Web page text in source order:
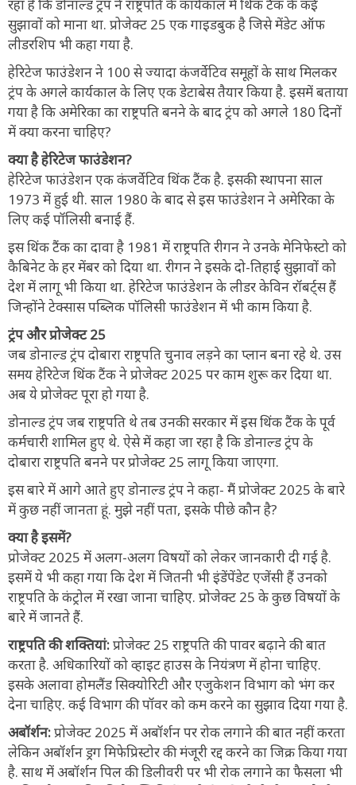
रहा है कि डोनाल्ड ट्रंप ने राष्ट्रपति के कार्यकाल में थिक टैंक के कई
सुझावों को माना था. प्रोजेक्ट 25 एक गाइडबुक है जिसे मेंडेट ऑफ
लीडरशिप भी कहा गया है.
हेरिटेज फाउंडेशन ने 100 से ज्यादा कंजर्वेटिव समूहों के साथ मिलकर
ट्रंप के अगले कार्यकाल के लिए एक डेटाबेस तैयार किया है. इसमें बताया
गया है कि अमेरिका का राष्ट्रपति बनने के बाद ट्रंप को अगले 180 दिनों
में क्या करना चाहिए?
क्या है हेरिटेज फाउंडेशन?
हेरिटेज फाउंडेशन एक कंजर्वेटिव थिंक टैंक है. इसकी स्थापना साल
1973 में हुई थी. साल 1980 के बाद से इस फाउंडेशन ने अमेरिका के
लिए कई पॉलिसी बनाई हैं.
इस थिंक टैंक का दावा है 1981 में राष्ट्रपति रीगन ने उनके मेनिफेस्टो को
कैबिनेट के हर मेंबर को दिया था. रीगन ने इसके दो-तिहाई सुझावों को
देश में लागू भी किया था. हेरिटेज फाउंडेशन के लीडर केविन रॉबर्ट्स हैं
जिन्होंने टेक्सास पब्लिक पॉलिसी फाउंडेशन में भी काम किया है.
ट्रंप और प्रोजेक्ट 25
जब डोनाल्ड ट्रंप दोबारा राष्ट्रपति चुनाव लड़ने का प्लान बना रहे थे. उस
समय हेरिटेज थिंक टैंक ने प्रोजेक्ट 2025 पर काम शुरू कर दिया था.
अब ये प्रोजेक्ट पूरा हो गया है.
डोनाल्ड ट्रंप जब राष्ट्रपति थे तब उनकी सरकार में इस थिंक टैंक के पूर्व
कर्मचारी शामिल हुए थे. ऐसे में कहा जा रहा है कि डोनाल्ड ट्रंप के
दोबारा राष्ट्रपति बनने पर प्रोजेक्ट 25 लागू किया जाएगा.
इस बारे में आगे आते हुए डोनाल्ड ट्रंप ने कहा- मैं प्रोजेक्ट 2025 के बारे
में कुछ नहीं जानता हूं. मुझे नहीं पता, इसके पीछे कौन है?
क्या है इसमें?
प्रोजेक्ट 2025 में अलग-अलग विषयों को लेकर जानकारी दी गई है.
इसमें ये भी कहा गया कि देश में जितनी भी इंडेंपेंडेट एजेंसी हैं उनको
राष्ट्रपति के कंट्रोल में रखा जाना चाहिए. प्रोजेक्ट 25 के कुछ विषयों के
बारे में जानते हैं.
राष्ट्रपति की शक्तियां:प्रोजेक्ट 25 राष्ट्रपति की पावर बढ़ाने की बात
करता है. अधिकारियों को व्हाइट हाउस के नियंत्रण में होना चाहिए.
इसके अलावा होमलैंड सिक्योरिटी और एजुकेशन विभाग को भंग कर
देना चाहिए. कई विभाग की पॉवर को कम करने का सुझाव दिया गया है.
अबॉर्शन:प्रोजेक्ट 2025 में अबॉर्शन पर रोक लगाने की बात नहीं करता
लेकिन अबॉर्शन ड्रग मिफेप्रिस्टोर की मंजूरी रद्द करने का जिक्र किया गया
है. साथ में अबॉर्शन पिल की डिलीवरी पर भी रोक लगाने का फैसला भी